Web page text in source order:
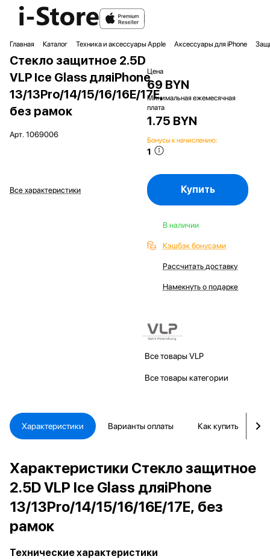
Главная Каталог Техника и аксессуары Apple Аксессуары для iPhone
Стекло защитное 2.5D
VLP Ice Glass дляiPhone
13/13Pro/14/15/16/16E/17E,
без рамок
Арт. 1069006
Все характеристики
Цена
69 BYN
Минимальная ежемесячная
плата
1.75 BYN
Бонусы к начислению:
1
Купить
В наличии
Кэшбэк бонусами
Рассчитать доставку
Намекнуть о подарке
Все товары VLP
Все товары категории
Характеристики Варианты оплаты Как купить
Характеристики Стекло защитное
2.5D VLP Ice Glass дляiPhone
13/13Pro/14/15/16/16E/17E, без
рамок
Технические характеристики